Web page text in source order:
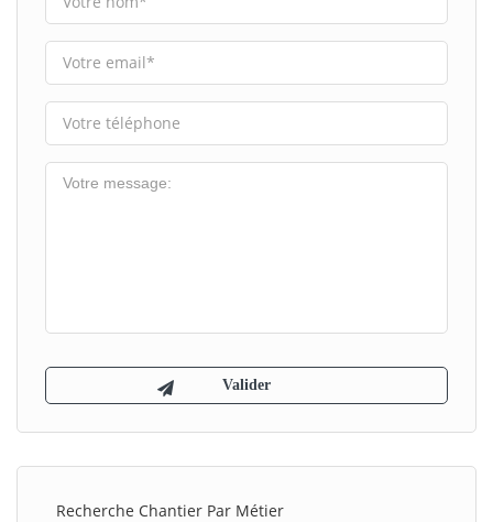
Recherche Chantier Par Métier